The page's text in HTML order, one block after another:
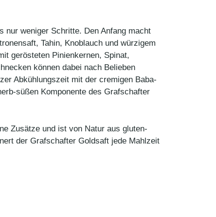
nur weniger Schritte. Den Anfang macht
Tahin, Knoblauch und würzigem
gerösteten Pinienkernen, Spinat,
können dabei nach Belieben
Abkühlungszeit mit der cremigen Baba-
süßen Komponente des Grafschafter
Zusätze und ist von Natur aus gluten-
der Grafschafter Goldsaft jede Mahlzeit